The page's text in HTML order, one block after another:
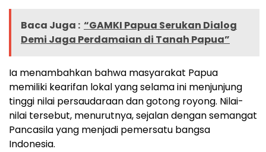
Baca Juga : “GAMKI Papua Serukan Dialog
Demi Jaga Perdamaian di Tanah Papua”
Ia menambahkan bahwa masyarakat Papua
memiliki kearifan lokal yang selama ini menjunjung
tinggi nilai persaudaraan dan gotong royong. Nilai-
nilai tersebut, menurutnya, sejalan dengan semangat
Pancasila yang menjadi pemersatu bangsa
Indonesia.